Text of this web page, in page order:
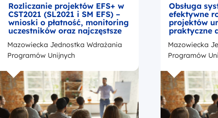
Rozliczanie projektów EFS+ w
CST2021 (SL2021 i SM EFS) –
wnioski o płatność, monitoring
uczestników oraz najczęstsze
Mazowiecka Jednostka Wdrażania
Programów Unijnych
Obsługa
efektywne
projektów
praktyczne
zarządzania
Mazowiecka
Programów